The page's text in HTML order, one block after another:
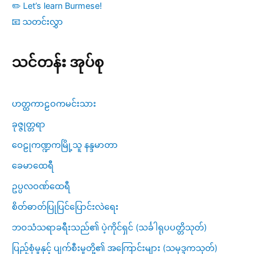
✏️ Let’s learn Burmese!
📧 သတင်းလွှာ
သင်တန်း အုပ်စု
ဟတ္ထကာဠဝကမင်းသား
ခုဇ္ဇုတ္တရာ
ဝေဠုကဏ္ဍကမြို့သူ နန္ဒမာတာ
ခေမာထေရီ
ဥပ္ပလဝဏ်ထေရီ
စိတ်ဓာတ်ပြုပြင်ပြောင်းလဲရေး
ဘဝသံသရာခရီးသည်၏ ပဲ့ကိုင်ရှင် (သင်္ခါရုပပတ္တိသုတ်)
ပြည့်စုံမှုနှင့် ပျက်စီးမှုတို့၏ အကြောင်းများ (သမုဒ္ဒကသုတ်)